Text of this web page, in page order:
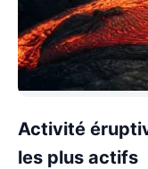
Activité
les plus actifs